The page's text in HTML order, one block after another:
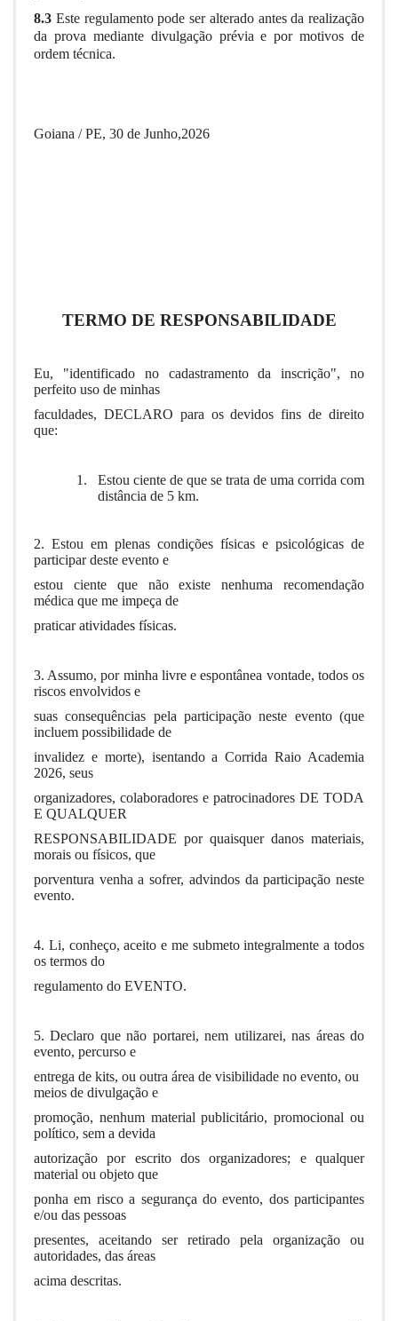
8.3 Este regulamento pode ser alterado antes da realização
da prova mediante divulgação prévia e por motivos de
ordem técnica.
Goiana / PE, 30 de Junho,2026
TERMO DE RESPONSABILIDADE
Eu, "identificado no cadastramento da inscrição", no
perfeito uso de minhas
faculdades, DECLARO para os devidos fins de direito
que:
1.
Estou ciente de que se trata de uma corrida com
distância de 5 km.
2. Estou em plenas condições físicas e psicológicas de
participar deste evento e
estou ciente que não existe nenhuma recomendação
médica que me impeça de
praticar atividades físicas.
3. Assumo, por minha livre e espontânea vontade, todos os
riscos envolvidos e
suas consequências pela participação neste evento (que
incluem possibilidade de
invalidez e morte), isentando a Corrida Raio Academia
2026, seus
organizadores, colaboradores e patrocinadores DE TODA
E QUALQUER
RESPONSABILIDADE por quaisquer danos materiais,
morais ou físicos, que
porventura venha a sofrer, advindos da participação neste
evento.
4. Li, conheço, aceito e me submeto integralmente a todos
os termos do
regulamento do EVENTO.
5. Declaro que não portarei, nem utilizarei, nas áreas do
evento, percurso e
entrega de kits, ou outra área de visibilidade no evento, ou
meios de divulgação e
promoção, nenhum material publicitário, promocional ou
político, sem a devida
autorização por escrito dos organizadores; e qualquer
material ou objeto que
ponha em risco a segurança do evento, dos participantes
e/ou das pessoas
presentes, aceitando ser retirado pela organização ou
autoridades, das áreas
acima descritas.